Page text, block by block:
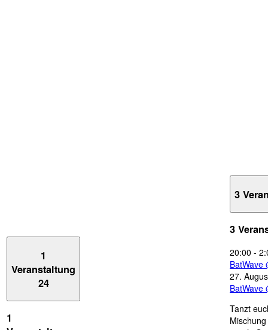
1
Veranstaltung
24
1
3
3
20:00 -
BatWave
27.
BatWave
Tanzt